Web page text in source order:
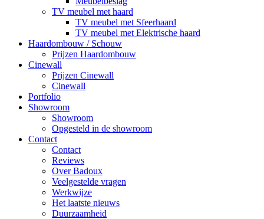
TV meubel met haard
TV meubel met Sfeerhaard
TV meubel met Elektrische haard
Haardombouw / Schouw
Prijzen Haardombouw
Cinewall
Prijzen Cinewall
Cinewall
Portfolio
Showroom
Showroom
Opgesteld in de showroom
Contact
Contact
Reviews
Over Badoux
Veelgestelde vragen
Werkwijze
Het laatste nieuws
Duurzaamheid